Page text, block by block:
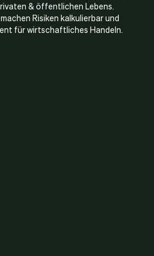
& öffentlichen Lebens.
Risiken kalkulierbar und
für wirtschaftliches Handeln.